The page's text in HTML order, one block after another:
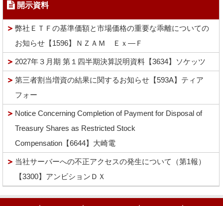
開示資料
弊社ＥＴＦの基準価額と市場価格の重要な乖離についての
お知らせ【1596】ＮＺＡＭ Ｅｘ―Ｆ
2027年３月期 第１四半期決算説明資料【3634】ソケッツ
第三者割当増資の結果に関するお知らせ【593A】ティア
フォー
Notice Concerning Completion of Payment for Disposal of
Treasury Shares as Restricted Stock
Compensation【6644】大崎電
当社サーバーへの不正アクセスの発生について（第1報）
【3300】アンビションＤＸ